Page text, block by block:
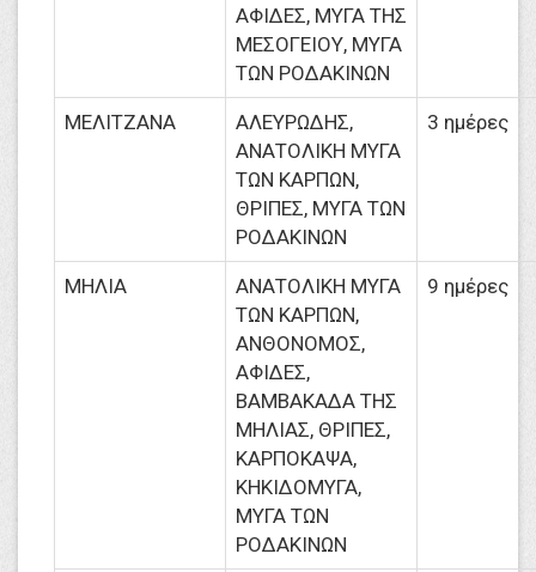
ΑΦΙΔΕΣ, ΜΥΓΑ ΤΗΣ
ΜΕΣΟΓΕΙΟΥ, ΜΥΓΑ
ΤΩΝ ΡΟΔΑΚΙΝΩΝ
ΜΕΛΙΤΖΑΝΑ
ΑΛΕΥΡΩΔΗΣ,
ΑΝΑΤΟΛΙΚΗ ΜΥΓΑ
ΤΩΝ ΚΑΡΠΩΝ,
ΘΡΙΠΕΣ, ΜΥΓΑ ΤΩΝ
ΡΟΔΑΚΙΝΩΝ
3 ημέρες
ΜΗΛΙΑ
ΑΝΑΤΟΛΙΚΗ ΜΥΓΑ
ΤΩΝ ΚΑΡΠΩΝ,
ΑΝΘΟΝΟΜΟΣ,
ΑΦΙΔΕΣ,
ΒΑΜΒΑΚΑΔΑ ΤΗΣ
ΜΗΛΙΑΣ, ΘΡΙΠΕΣ,
ΚΑΡΠΟΚΑΨΑ,
ΚΗΚΙΔΟΜΥΓΑ,
ΜΥΓΑ ΤΩΝ
ΡΟΔΑΚΙΝΩΝ
9 ημέρες